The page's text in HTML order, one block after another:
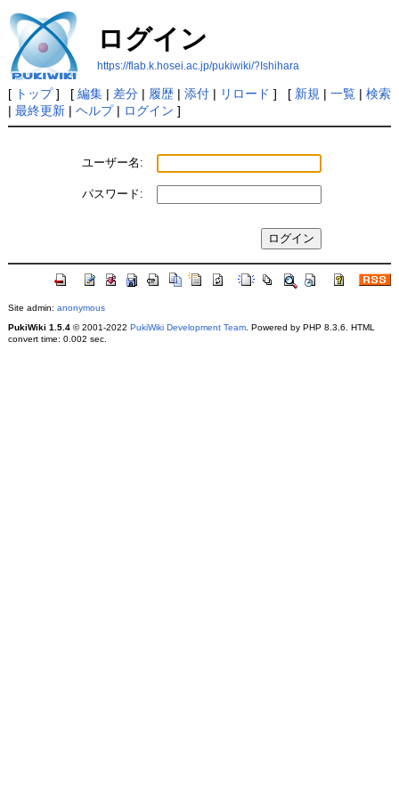
ログイン
https://flab.k.hosei.ac.jp/pukiwiki/?Ishihara
[ トップ] [ 編集| 差分| 履歴| 添付| リロード ] [ 新規 | 一覧| 検索
| 最終更新| ヘルプ| ログイン ]
ユーザー名:
パスワード:
Site admin: anonymous
PukiWiki 1.5.4© 2001-2022 PukiWiki Development Team. Powered by PHP 8.3.6. HTML
convert time: 0.002 sec.